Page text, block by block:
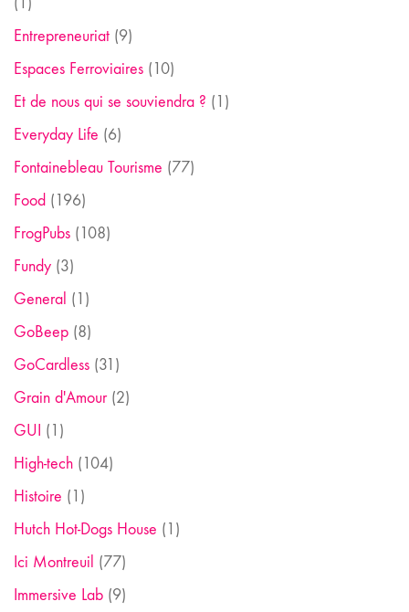
Entrepreneuriat (9)
Espaces Ferroviaires (10)
Et de nous qui se souviendra ? (1)
Everyday Life (6)
Fontainebleau Tourisme (77)
Food (196)
FrogPubs (108)
Fundy (3)
General (1)
GoBeep (8)
GoCardless (31)
Grain d'Amour(2)
GUI (1)
High-tech (104)
Histoire (1)
Hutch Hot-Dogs House (1)
Ici Montreuil (77)
Immersive Lab (9)